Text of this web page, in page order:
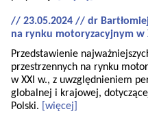
// 23.05.2024 // dr
na rynku motoryzacyjnym w
Przedstawienie
przestrzennych na rynku
w XXI w., z uwzględnieniem
globalnej i krajowej,
Polski.
[więcej]